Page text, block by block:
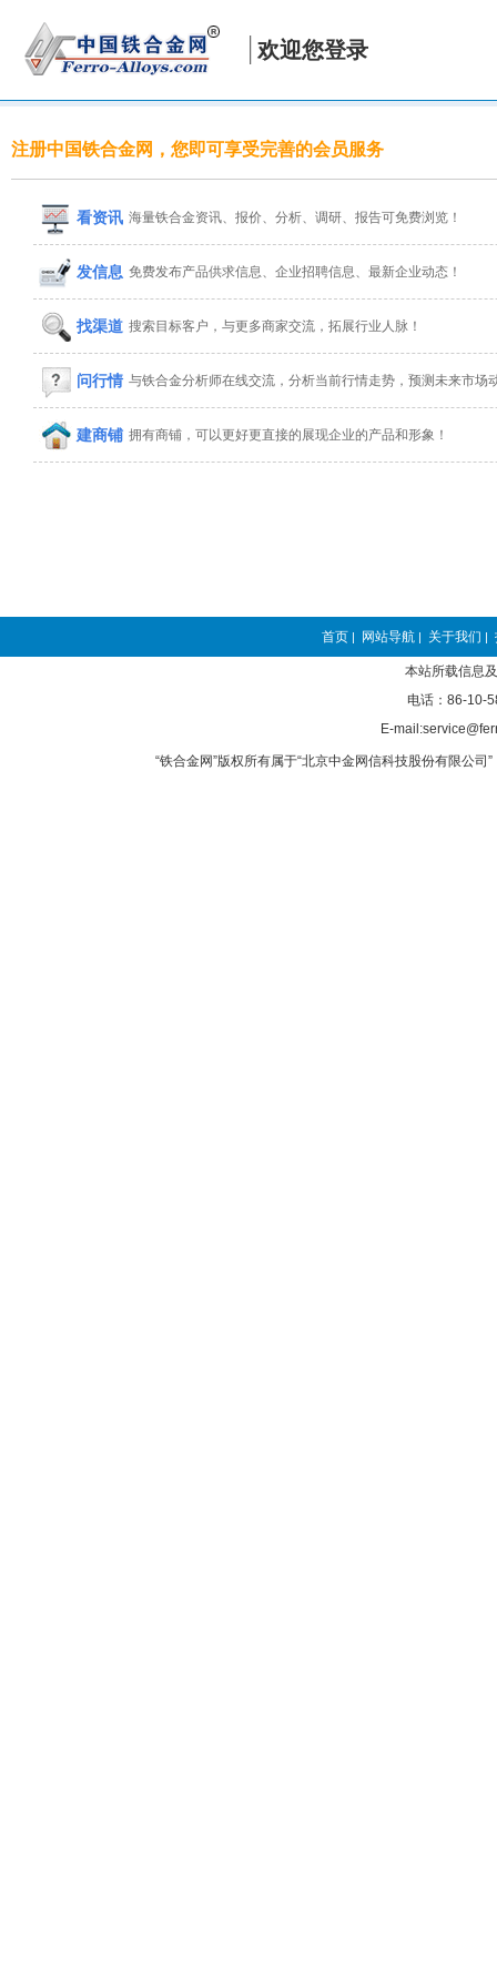
欢迎您登录
注册中国铁合金网，您即可享受完善的会员服务
看资讯 海量铁合金资讯、报价、分析、调研、报告可免费浏览！
发信息 免费发布产品供求信息、企业招聘信息、最新企业动态！
找渠道 搜索目标客户，与更多商家交流，拓展行业人脉！
问行情 与铁合金分析师在线交流，分析当前行情走势，预测未来市场
建商铺 拥有商铺，可以更好更直接的展现企业的产品和形象！
首页 | 网站导航 | 关于我们 |
本站所载信息
电话：86-10-
E-
“铁合金网”版权所有属于“北京中金网信科技股份有限公司